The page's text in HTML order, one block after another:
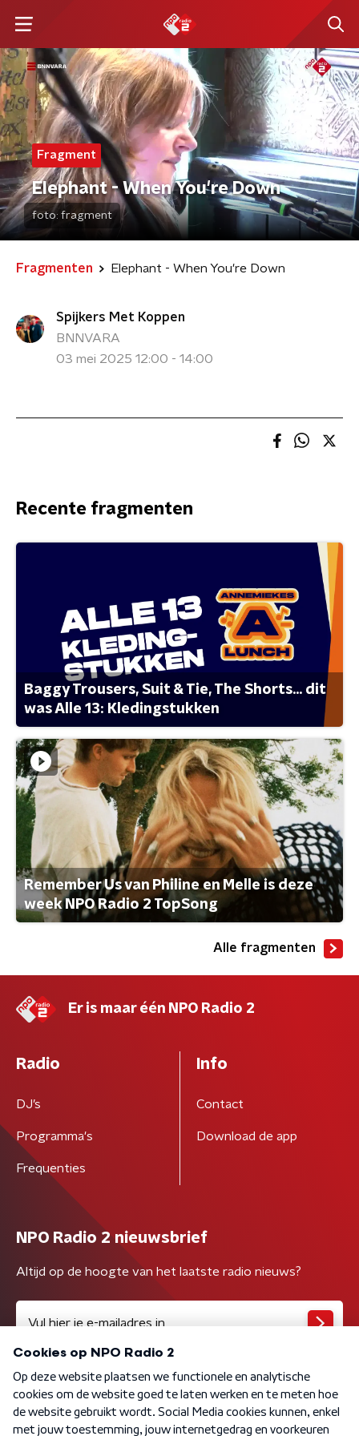
Fragment
Elephant - When You're Down
foto: fragment
Fragmenten Elephant - When You're Down
Spijkers Met Koppen
BNNVARA
03 mei 2025 12:00 - 14:00
Recente fragmenten
Baggy Trousers, Suit & Tie, The Shorts... dit
was Alle 13: Kledingstukken
Remember Us van Philine en Melle is deze
week NPO Radio 2 TopSong
Alle fragmenten
Er is maar één NPO Radio 2
Radio
DJ’s
Programma's
Frequenties
Info
Contact
Download de app
NPO Radio 2 nieuwsbrief
Altijd op de hoogte van het laatste radio nieuws?
Algemene voorwaarden